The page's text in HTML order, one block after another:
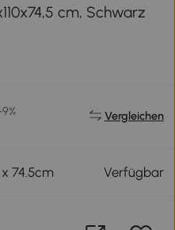
cm, Schwarz
Vergleichen
x 74.5cm Verfügbar